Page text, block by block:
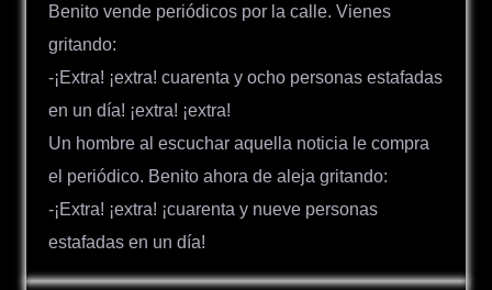
Benito vende periódicos por la calle. Vienes
gritando:
-¡Extra! ¡extra! cuarenta y ocho personas estafadas
en un día! ¡extra! ¡extra!
Un hombre al escuchar aquella noticia le compra
el periódico. Benito ahora de aleja gritando:
-¡Extra! ¡extra! ¡cuarenta y nueve personas
estafadas en un día!